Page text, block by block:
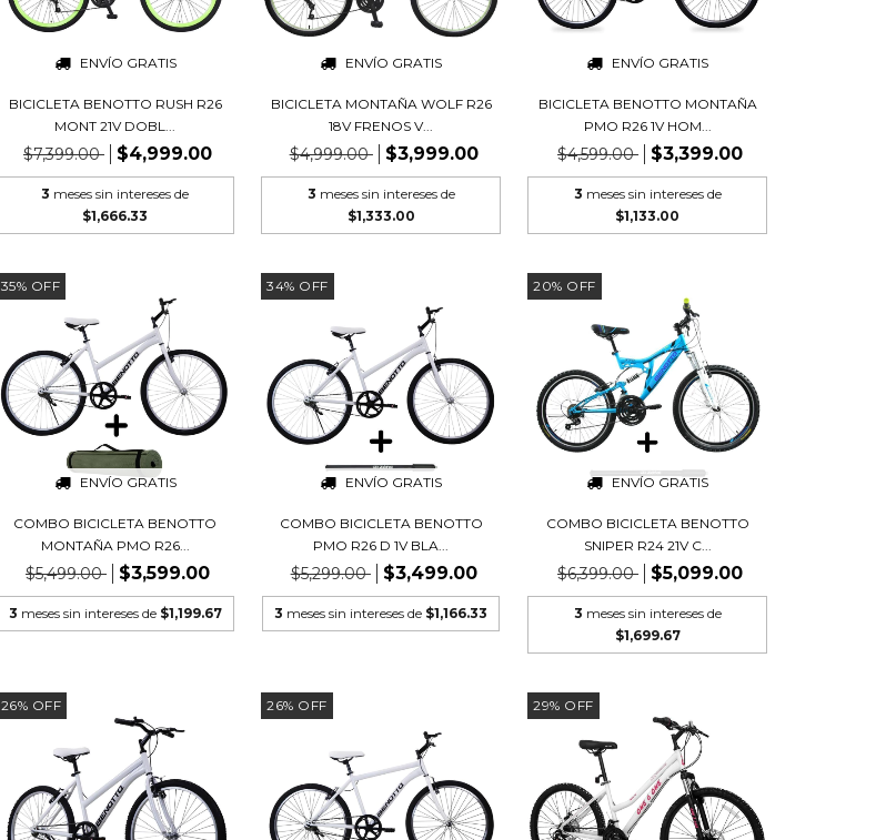
ENVÍO GRATIS
BICICLETA BENOTTO RUSH R26
MONT 21V DOBL...
$7,399.00 $4,999.00
3 meses sin intereses de
$1,666.33
ENVÍO GRATIS
BICICLETA MONTAÑA WOLF R26
18V FRENOS V...
$4,999.00 $3,999.00
3 meses sin intereses de
$1,333.00
ENVÍO GRATIS
BICICLETA BENOTTO MONTAÑA
PMO R26 1V HOM...
$4,599.00 $3,399.00
3 meses sin intereses de
$1,133.00
35% OFF
ENVÍO GRATIS
COMBO BICICLETA BENOTTO
MONTAÑA PMO R26...
$5,499.00 $3,599.00
3 meses sin intereses de $1,199.67
34% OFF
ENVÍO GRATIS
COMBO BICICLETA BENOTTO
PMO R26 D 1V BLA...
$5,299.00 $3,499.00
3 meses sin intereses de $1,166.33
20% OFF
ENVÍO GRATIS
COMBO BICICLETA BENOTTO
SNIPER R24 21V C...
$6,399.00 $5,099.00
3 meses sin intereses de
$1,699.67
26% OFF 26% OFF 29% OFF